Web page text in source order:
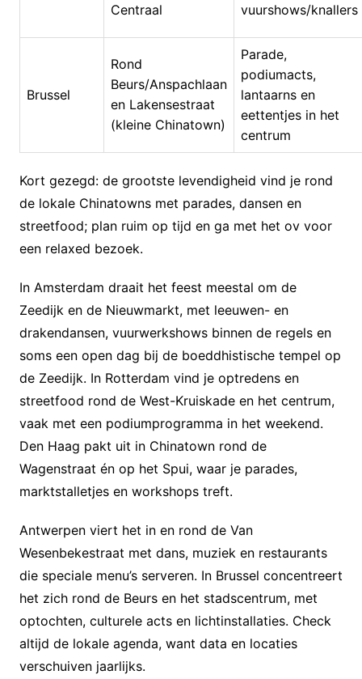
Centraal
vuurshows/knallers
Brussel
Rond
Beurs/Anspachlaan
en Lakensestraat
(kleine Chinatown)
Parade,
podiumacts,
lantaarns en
eettentjes in het
centrum
Kort gezegd: de grootste levendigheid vind je rond
de lokale Chinatowns met parades, dansen en
streetfood; plan ruim op tijd en ga met het ov voor
een relaxed bezoek.
In Amsterdam draait het feest meestal om de
Zeedijk en de Nieuwmarkt, met leeuwen- en
drakendansen, vuurwerkshows binnen de regels en
soms een open dag bij de boeddhistische tempel op
de Zeedijk. In Rotterdam vind je optredens en
streetfood rond de West-Kruiskade en het centrum,
vaak met een podiumprogramma in het weekend.
Den Haag pakt uit in Chinatown rond de
Wagenstraat én op het Spui, waar je parades,
marktstalletjes en workshops treft.
Antwerpen viert het in en rond de Van
Wesenbekestraat met dans, muziek en restaurants
die speciale menu’s serveren. In Brussel concentreert
het zich rond de Beurs en het stadscentrum, met
optochten, culturele acts en lichtinstallaties. Check
altijd de lokale agenda, want data en locaties
verschuiven jaarlijks.